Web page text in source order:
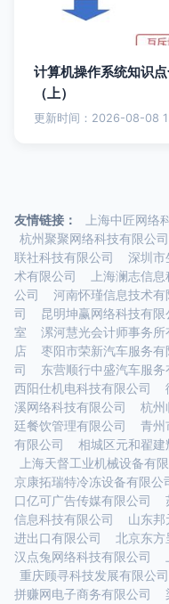
计算机操作系统知识
（上）
更新时间：2026-08-08
友情链接： 上海中匠网络
杭州聚聚网络科技有限公司
联社科技有限公司
深圳市
术有限公司
上海澜志信
公司
河南怀瑾信息技术有
司
昆明坤赢网络科技有限
室
漯河慧光会计师事务所
店
枣阳市荣新汽车服务有
司
东营顺行中盛汽车服务
西阳仕机电科技有限公司
溪网络科技有限公司
杭州
廷餐饮管理有限公司
青州
有限公司
相城区元和翟建
上海天督工业机械设备有
京康拓瑞特冷冻设备有限公
口亿可广告传媒有限公司
信息科技有限公司
山东邦
进出口有限公司
北京东方
汉点兔网络科技有限公司
重庆顾寻科技发展有限公司
拼赚网电子商务有限公司